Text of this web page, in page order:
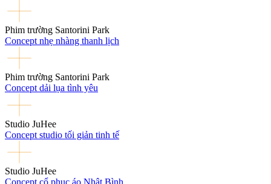
Phim trường Santorini Park
Concept nhẹ nhàng thanh lịch
Phim trường Santorini Park
Concept dải lụa tình yêu
Studio JuHee
Concept studio tối giản tinh tế
Studio JuHee